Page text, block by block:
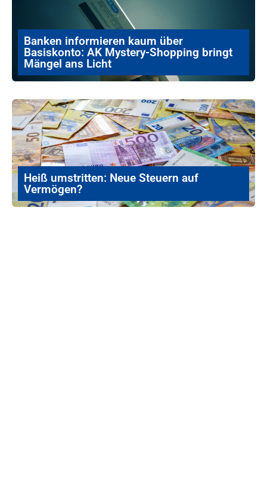
Banken informieren kaum über
Basiskonto: AK Mystery-Shopping bringt
Mängel ans Licht
Heiß umstritten: Neue Steuern auf
Vermögen?